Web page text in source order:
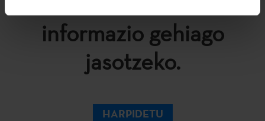
informazio gehiago
jasotzeko.
HARPIDETU